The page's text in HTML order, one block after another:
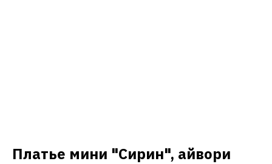
Платье мини "Сирин", айвори